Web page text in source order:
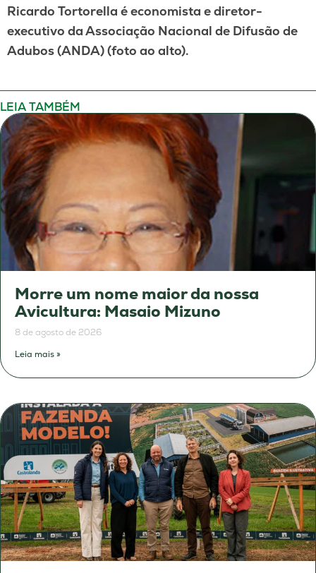
Ricardo Tortorella é economista e diretor-
executivo da Associação Nacional de Difusão de
Adubos (ANDA) (foto ao alto).
LEIA TAMBÉM
Morre um nome maior da nossa
Avicultura: Masaio Mizuno
8 de agosto de 2026
Leia mais »